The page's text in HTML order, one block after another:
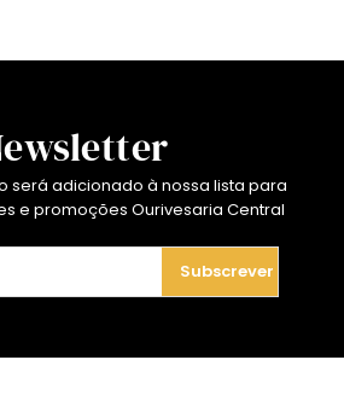
será adicionado à nossa lista para
e promoções Ourivesaria Central
Subscrever